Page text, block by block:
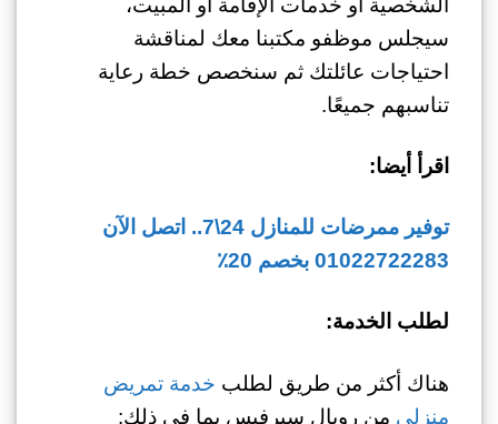
سيجلس موظفو مكتبنا معك لمناقشة
احتياجات عائلتك ثم سنخصص خطة رعاية
تناسبهم جميعًا.
اقرأ أيضا:
توفير ممرضات للمنازل 24\7.. اتصل الآن
01022722283 بخصم 20٪
لطلب الخدمة:
هناك أكثر من طريق لطلب خدمة تمريض
منزلي من رويال سيرفيس بما في ذلك: